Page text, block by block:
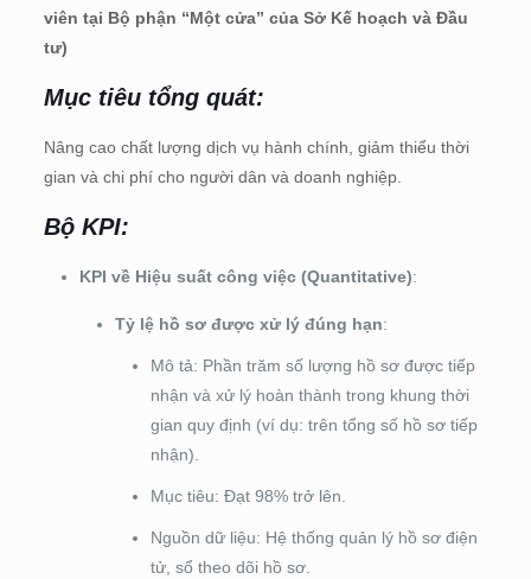
viên tại Bộ phận “Một cửa” của Sở Kế hoạch và Đầu
tư)
Mục tiêu tổng quát:
Nâng cao chất lượng dịch vụ hành chính, giảm thiểu thời
gian và chi phí cho người dân và doanh nghiệp.
Bộ KPI:
KPI về Hiệu suất công việc (Quantitative):
Tỷ lệ hồ sơ được xử lý đúng hạn:
Mô tả: Phần trăm số lượng hồ sơ được tiếp
nhận và xử lý hoàn thành trong khung thời
gian quy định (ví dụ: trên tổng số hồ sơ tiếp
nhận).
Mục tiêu: Đạt 98% trở lên.
Nguồn dữ liệu: Hệ thống quản lý hồ sơ điện
tử, sổ theo dõi hồ sơ.